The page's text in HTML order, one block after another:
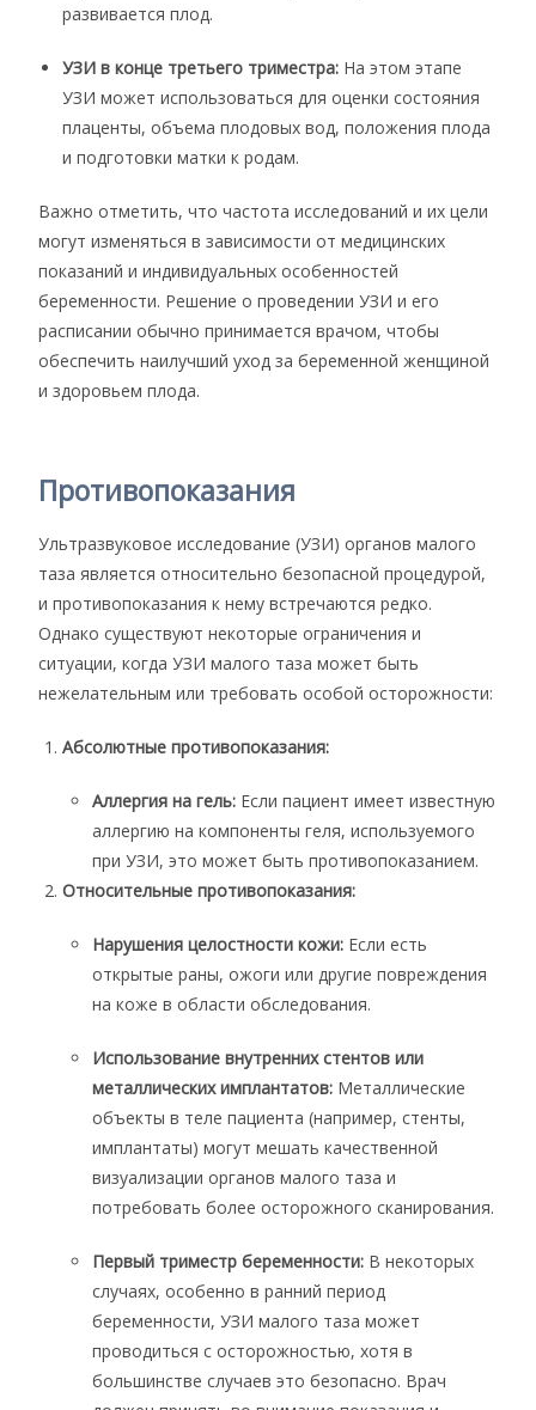
развивается плод.
УЗИ в конце третьего триместра: На этом этапе
УЗИ может использоваться для оценки состояния
плаценты, объема плодовых вод, положения плода
и подготовки матки к родам.
Важно отметить, что частота исследований и их цели
могут изменяться в зависимости от медицинских
показаний и индивидуальных особенностей
беременности. Решение о проведении УЗИ и его
расписании обычно принимается врачом, чтобы
обеспечить наилучший уход за беременной женщиной
и здоровьем плода.
Противопоказания
Ультразвуковое исследование (УЗИ) органов малого
таза является относительно безопасной процедурой,
и противопоказания к нему встречаются редко.
Однако существуют некоторые ограничения и
ситуации, когда УЗИ малого таза может быть
нежелательным или требовать особой осторожности:
Абсолютные противопоказания:
Аллергия на гель: Если пациент имеет известную
аллергию на компоненты геля, используемого
при УЗИ, это может быть противопоказанием.
Относительные противопоказания:
Нарушения целостности кожи: Если есть
открытые раны, ожоги или другие повреждения
на коже в области обследования.
Использование внутренних стентов или
металлических имплантатов: Металлические
объекты в теле пациента (например, стенты,
имплантаты) могут мешать качественной
визуализации органов малого таза и
потребовать более осторожного сканирования.
Первый триместр беременности: В некоторых
случаях, особенно в ранний период
беременности, УЗИ малого таза может
проводиться с осторожностью, хотя в
большинстве случаев это безопасно. Врач